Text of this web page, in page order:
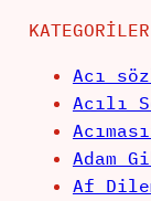
KATEGORILER
Acı
Acılı
Adam
Af